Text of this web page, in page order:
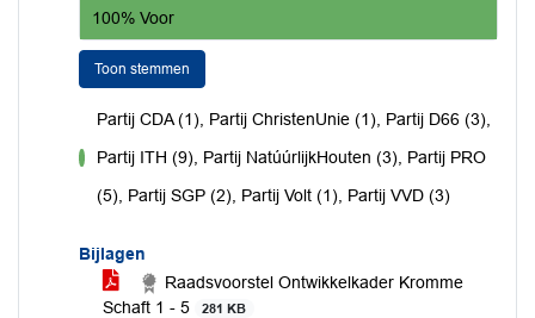
100% Voor
Toon stemmen
Partij CDA (1), Partij ChristenUnie (1), Partij D66 (3),
Partij ITH (9), Partij NatúúrlijkHouten (3), Partij PRO
(5), Partij SGP (2), Partij Volt (1), Partij VVD (3)
Bijlagen
Raadsvoorstel Ontwikkelkader Kromme
Schaft 1 - 5
281 KB